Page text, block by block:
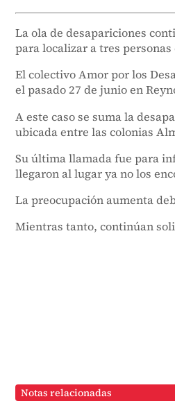
La ola de desapariciones
para localizar a tres
El colectivo Amor por los
el pasado 27 de junio en
A este caso se suma la
ubicada entre las colonias
Su última llamada fue para
llegaron al lugar ya no los
La preocupación aumenta
Mientras tanto, continúan
Notas relacionadas